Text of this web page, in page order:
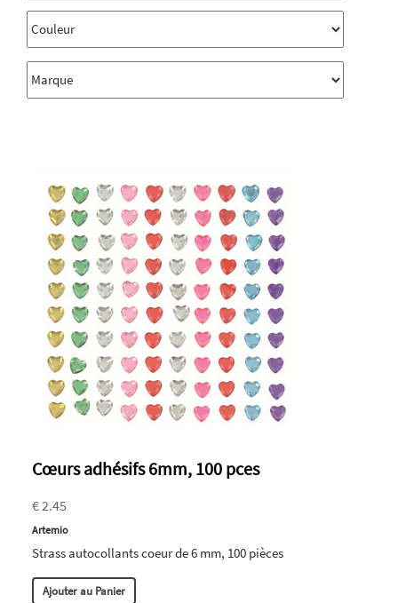
Cœurs adhésifs 6mm, 100 pces
€ 2.45
Artemio
Strass autocollants coeur de 6 mm, 100 pièces
Ajouter au Panier